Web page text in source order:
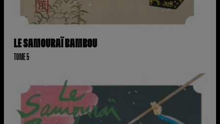
LE SAMOURAÏ BAMBOU
TOME 5